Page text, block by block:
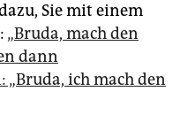
Sie mit einem
„Bruda, mach den
dann
ich mach den